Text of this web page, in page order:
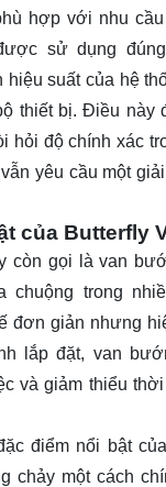
hợp với nhu
sử dụng
hiệu suất của hệ
thiết bị. Điều này
hỏi độ chính xác
yêu cầu một
của Butterfly
còn gọi là van
chuộng trong
đơn giản nhưng
lắp đặt, van
và giảm thiểu
điểm nổi bật
chảy một cách